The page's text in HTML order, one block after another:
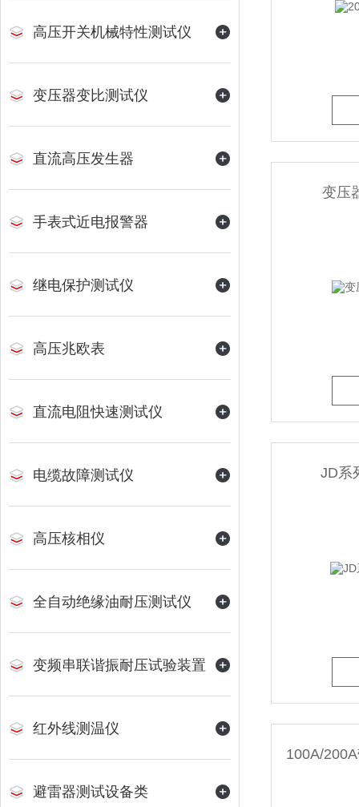
高压开关机械特性测试仪
变压器变比测试仪
直流高压发生器
手表式近电报警器
继电保护测试仪
高压兆欧表
直流电阻快速测试仪
电缆故障测试仪
高压核相仪
全自动绝缘油耐压测试仪
变频串联谐振耐压试验装置
红外线测温仪
避雷器测试设备类
变压
JD系
100A/